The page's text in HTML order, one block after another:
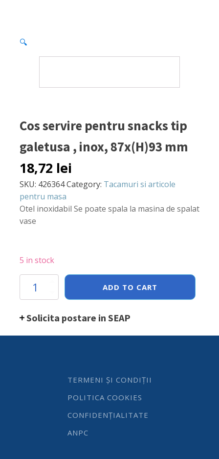
🔍
Cos servire pentru snacks tip
galetusa , inox, 87x(H)93 mm
18,72 lei
SKU: 426364Category: Tacamuri si articole
pentru masa
Otel inoxidabil Se poate spala la masina de spalat
vase
5 in stock
servire
pentru
tip
ADD TO CART
Solicita postare in SEAP
TERMENI ȘI CONDIȚII
POLITICA COOKIES
CONFIDENȚIALITATE
ANPC